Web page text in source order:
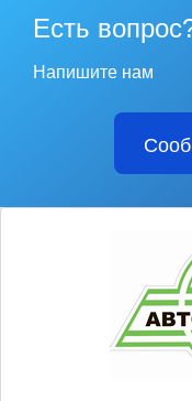
Есть
Напишите нам